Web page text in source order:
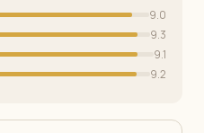
9.0
9.3
9.1
9.2